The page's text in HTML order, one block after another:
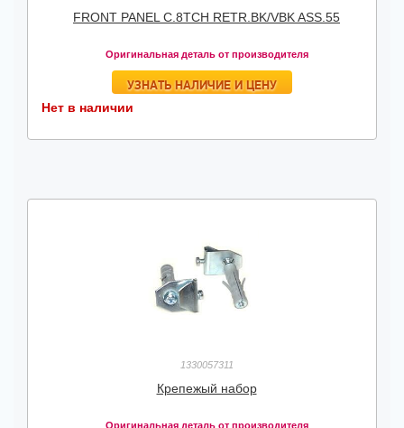
FRONT PANEL C.8TCH RETR.BK/VBK ASS.55
Оригинальная деталь от производителя
УЗНАТЬ НАЛИЧИЕ И ЦЕНУ
Нет в наличии
1330057311
Крепежый набор
Оригинальная деталь от производителя